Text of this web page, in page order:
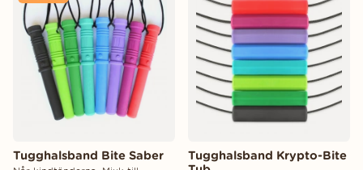
Tugghalsband Bite Saber
Tugghalsband Krypto-Bite